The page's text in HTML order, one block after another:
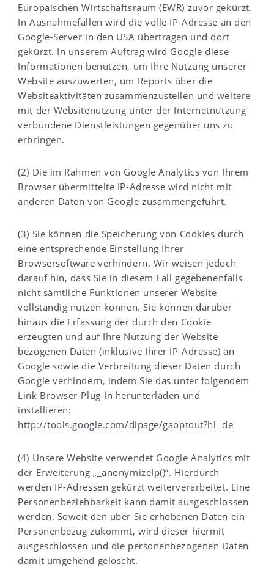
Europäischen Wirtschaftsraum (EWR) zuvor gekürzt.
In Ausnahmefällen wird die volle IP-Adresse an den
Google-Server in den USA übertragen und dort
gekürzt. In unserem Auftrag wird Google diese
Informationen benutzen, um Ihre Nutzung unserer
Website auszuwerten, um Reports über die
Websiteaktivitäten zusammenzustellen und weitere
mit der Websitenutzung unter der Internetnutzung
verbundene Dienstleistungen gegenüber uns zu
erbringen.
(2) Die im Rahmen von Google Analytics von Ihrem
Browser übermittelte IP-Adresse wird nicht mit
anderen Daten von Google zusammengeführt.
(3) Sie können die Speicherung von Cookies durch
eine entsprechende Einstellung Ihrer
Browsersoftware verhindern. Wir weisen jedoch
darauf hin, dass Sie in diesem Fall gegebenenfalls
nicht sämtliche Funktionen unserer Website
vollständig nutzen können. Sie können darüber
hinaus die Erfassung der durch den Cookie
erzeugten und auf Ihre Nutzung der Website
bezogenen Daten (inklusive Ihrer IP-Adresse) an
Google sowie die Verbreitung dieser Daten durch
Google verhindern, indem Sie das unter folgendem
Link Browser-Plug-In herunterladen und
installieren:
http://tools.google.com/dlpage/gaoptout?hl=de
(4) Unsere Website verwendet Google Analytics mit
der Erweiterung „_anonymizeIp()“. Hierdurch
werden IP-Adressen gekürzt weiterverarbeitet. Eine
Personenbeziehbarkeit kann damit ausgeschlossen
werden. Soweit den über Sie erhobenen Daten ein
Personenbezug zukommt, wird dieser hiermit
ausgeschlossen und die personenbezogenen Daten
damit umgehend gelöscht.